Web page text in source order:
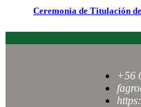
Ceremonia de Titulación de
+56